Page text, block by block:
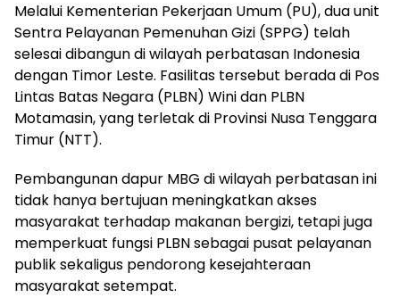
Melalui Kementerian Pekerjaan Umum (PU), dua unit
Sentra Pelayanan Pemenuhan Gizi (SPPG) telah
selesai dibangun di wilayah perbatasan Indonesia
dengan Timor Leste. Fasilitas tersebut berada di Pos
Lintas Batas Negara (PLBN) Wini dan PLBN
Motamasin, yang terletak di Provinsi Nusa Tenggara
Timur (NTT).
Pembangunan dapur MBG di wilayah perbatasan ini
tidak hanya bertujuan meningkatkan akses
masyarakat terhadap makanan bergizi, tetapi juga
memperkuat fungsi PLBN sebagai pusat pelayanan
publik sekaligus pendorong kesejahteraan
masyarakat setempat.